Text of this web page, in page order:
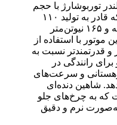
دنده‌ای از یک موتور ۴ سیلندر توربوشارژ با حجم
۱.۵ لیتر (۱۴۹۷ سی‌سی) بهره می‌برد که قادر به تولید ۱۱۰
اسب بخار قدرت در ۵۰۰۰ دور در دقیقه و ۱۶۵ نیوتن‌متر
این موتور با استفاده از
و قدرتمندتر نسبت به
رانندگی در
و سرعت‌های
شاهین دنده‌ای
است که به چرخ‌های جلو
نرم و دقیق